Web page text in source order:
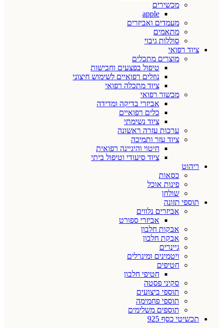
מכשירים
apple
מעמדים ואביזרים
מתאמים
סוללות גיבוי
ציוד רפואי
מוצרים מתכלים
טיפול בפצעים וחבישות
נוזלים רפואיים לשימוש חיצוני
ציוד מתכלה רפואי
מכשור רפואי
אביזרי בדיקה ומדידה
כלים רפואיים
ציוד נשימתי
ערכות עזרה ראשונה
ציוד עזר ותמיכה
חיטוי והיגיינה רפואית
ציוד סיעודי וטיפול ביתי
ריהוט
כסאות
פינות אוכל
שולחן
תוספי תזונה
אביזרים נלווים
אביזרי ספורט
אבקות חלבון
אבקת חלבון
גיינרים
ויטמינים ומינרלים
חטיפים
חטיפי חלבון
סקיני פסטה
תוספי ביצועים
תוספי פחמימה
תוספים משלימים
תכשיטי כסף 925